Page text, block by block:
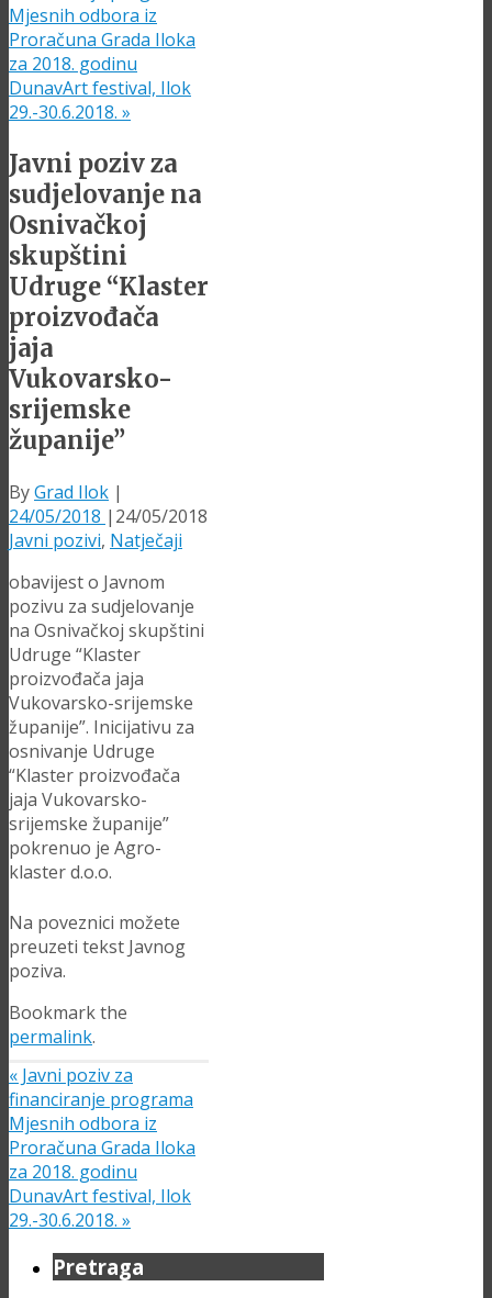
Mjesnih odbora iz
Proračuna Grada Iloka
za 2018. godinu
DunavArt festival, Ilok
29.-30.6.2018. »
Javni poziv za
sudjelovanje na
Osnivačkoj
skupštini
Udruge “Klaster
proizvođača
jaja
Vukovarsko-
srijemske
županije”
ByGrad Ilok |
24/05/2018 | 24/05/2018
Javni pozivi, Natječaji
obavijest o Javnom
pozivu za sudjelovanje
na Osnivačkoj skupštini
Udruge “Klaster
proizvođača jaja
Vukovarsko-srijemske
županije”. Inicijativu za
osnivanje Udruge
“Klaster proizvođača
jaja Vukovarsko-
srijemske županije”
pokrenuo je Agro-
klaster d.o.o.
Na poveznici možete
preuzeti tekst Javnog
poziva.
Bookmark the
permalink.
« Javni poziv za
financiranje programa
Mjesnih odbora iz
Proračuna Grada Iloka
za 2018. godinu
DunavArt festival, Ilok
29.-30.6.2018. »
Pretraga